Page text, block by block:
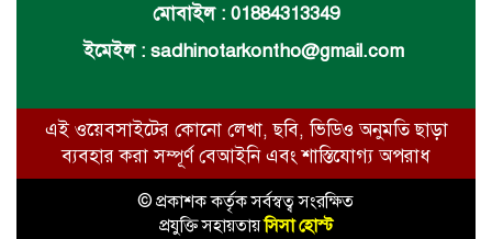
মোবাইল : 01884313349
ইমেইল : sadhinotarkontho@gmail.com
এই ওয়েবসাইটের কোনো লেখা, ছবি, ভিডিও অনুমতি ছাড়া
ব্যবহার করা সম্পূর্ণ বেআইনি এবং শাস্তিযোগ্য অপরাধ
© প্রকাশক কর্তৃক সর্বস্বত্ব সংরক্ষিত
প্রযুক্তি সহায়তায়সিসা হোস্ট